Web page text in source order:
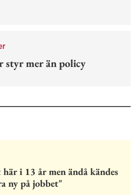
mer än policy
i 13 år men ändå kändes
ny på jobbet"